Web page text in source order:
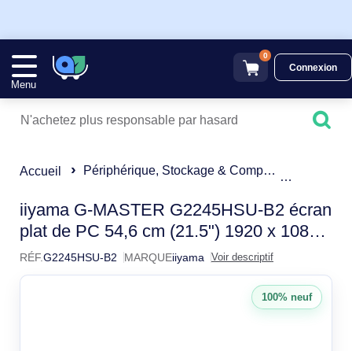
Menu
0
Connexion
Accueil Périphérique, Stockage & Composant
iiyama G-Master
iiyama G-MASTER G2245HSU-B2 écran
plat de PC 54,6 cm (21.5") 1920 x 1080
pixels Full HD LED Noir
RÉF.G2245HSU-B2 MARQUEiiyama Voir descriptif
100% neuf